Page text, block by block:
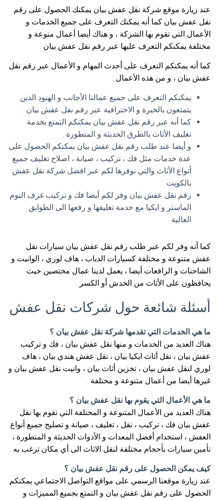
عند زيارة موقع شركة نقل عفش بيان يمكنك الحصول على رقم
نقل عفش بيان كما أنه يمكنك التعرف على جميع الخدمات و
الأعمال التي تقوم بها الشركة ، و هناك أيضا أعمال منوعة و
مختلفة يمكنكم التعرف عليها عبر رقم نقل عفش بيان .
كما أنه يمكنكم التعرف على أحدث المهام و الأعمال عبر رقم نقل
عفش بيان ، و من هذه الأعمال :
يمكنكم التعرف على جميع عمالنا الأجانب و الهنود الذين
يتمتعون بالخبرة و الاحترافية عبر رقم نقل عفش بيان .
كما أنه عبر رقم نقل عفش بيان يمكنكم التمتع بخدمة
تغليف الأثاث بالطرق الحديثة و المتطورة .
و أيضا عند طلب رقم نقل عفش بيان يمكنكم الحصول على
عدة خدمات مثل فك ، تركيب ، صيانة ، اصلاح تغليف جميع
أنواع الأثاث والتي نوفرها لكم عبر افضل شركة نقل عفش
بالكويت
رقم نقل عفش بيان وفر لكم أيضا فك و تركيب غرف النوم
الماستر و ايكيا مع خدمة تغليفها و رفعها الى الطوابق
العالية .
كما أنه وفر لكم عبر طلب رقم نقل عفش بيان سيارات نقل
عفش متنوعة و مختلفة كسيارات الدباب ، هاف لوري ، الوانيت و
الشاحنات و الرافعات أيضا ، يعمل لدينا عمال مختصين حيث
يحافظون على الأثاث من الخدش أو الكسر .
أسئلة شائعة حول شركات نقل عفش
ما هي الخدمات التي تقدمها شركة نقل عفش بيان ؟
هناك العديد من الخدمات و منها نقل عفش بيان ، فك و تركيب
عفش بيان ، نقل أثاث ايكيا بيان ، نقل عفش هندي بيان ، هاف
لوري لنقل عفش بيان ، تخزين أثاث بيان ، وانيت نقل عفش بيان و
غيرها أيضا من أعمال متنوعة و مختلفة .
ما هي الأعمال التي يقوم بها نقل عفش بيان ؟
هناك العديد من الأعمال المتنوعة و المختلفة التي تقوم بها نقل
عفش بيان فك ، تركيب ، نقل ، تغليف ، صيانة و تصليح جميع أنواع
العفش ، استخدام أفضل المعدات و الأدوات الحديثة و المتطورة ،
تأمين سيارات بأحجام مختلفة لنقل الاثاث الى أي مكان ترغب به .
كيف يمكن الحصول على رقم نقل عفش بيان ؟
عند زيارة موقعنا الرسمي على مواقع التواصل الاجتماعي يمكنكم
الحصول على رقم نقل عفش بيان و التمتع بجميع المميزات و